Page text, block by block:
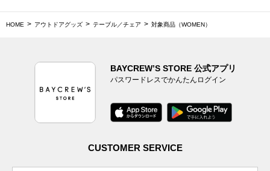
HOME アウトドアグッズ テーブル／チェア 対象商品（WOMEN）
BAYCREW’S STORE 公式アプリ
パスワードレスでかんたんログイン
CUSTOMER SERVICE